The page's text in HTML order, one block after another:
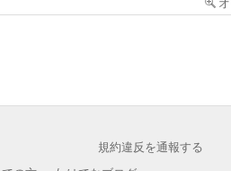
規約違反を通報する